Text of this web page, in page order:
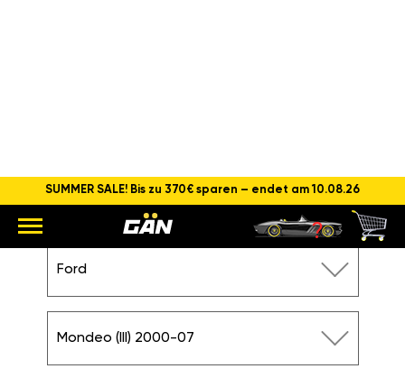
Hauptseite Ford
Mondeo (III) 2000-07
1.8i (110PS)
Ford
Mondeo (III) 2000-07